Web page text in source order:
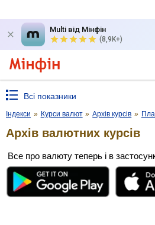
Multi від Мінфін
(8,9K+)
Всі показники
Індекси » Курси валют » Архів курсів »
Архів валютних курсів
Все про валюту теперь і в